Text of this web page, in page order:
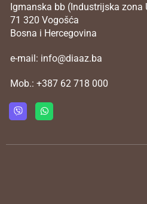
Igmanska bb (Industrijska zona
71 320 Vogošća
Bosna i Hercegovina
e-mail: info@diaaz.ba
Mob.: +387 62 718 000